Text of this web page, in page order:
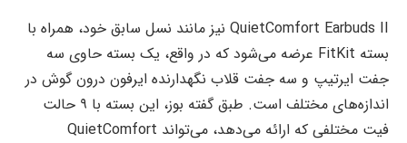
QuietComfort Earbuds II نیز مانند نسل سابق خود، همراه با
بسته FitKit عرضه می‌شود که در واقع، یک بسته حاوی سه
جفت ایرتیپ و سه جفت قلاب نگهدارنده ایرفون درون گوش در
اندازه‌های مختلف است. طبق گفته بوز، این بسته با ۹ حالت
فیت مختلفی که ارائه می‌دهد، می‌تواند QuietComfort